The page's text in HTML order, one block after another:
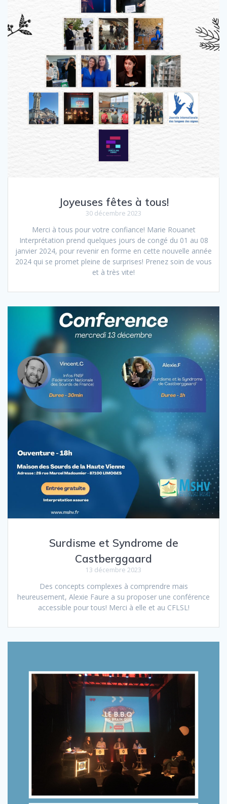
Joyeuses fêtes à tous!
30 décembre 2023
Merci à tous pour votre confiance! Marie Rouanet
Interprétation prend quelques jours de congé du 01 au 08
janvier 2024, pour revenir en forme en cette nouvelle année
2024 qui se promet pleine de surprises! Prenez soin de vous
et à très vite!
Surdisme et Syndrome de
Castberggaard
13 décembre 2023
Des concepts complexes à comprendre mais
heureusement, Alexie Faure a su proposer une conférence
accessible pour tous! Merci à elle et au CFLSL!